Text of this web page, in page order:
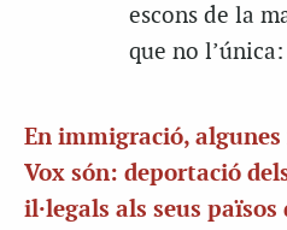
escons de la
que no
En immigració, algunes
Vox són: deportació
il·legals als seus països